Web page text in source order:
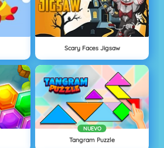
Scary Faces Jigsaw
NUEVO
Tangram Puzzle